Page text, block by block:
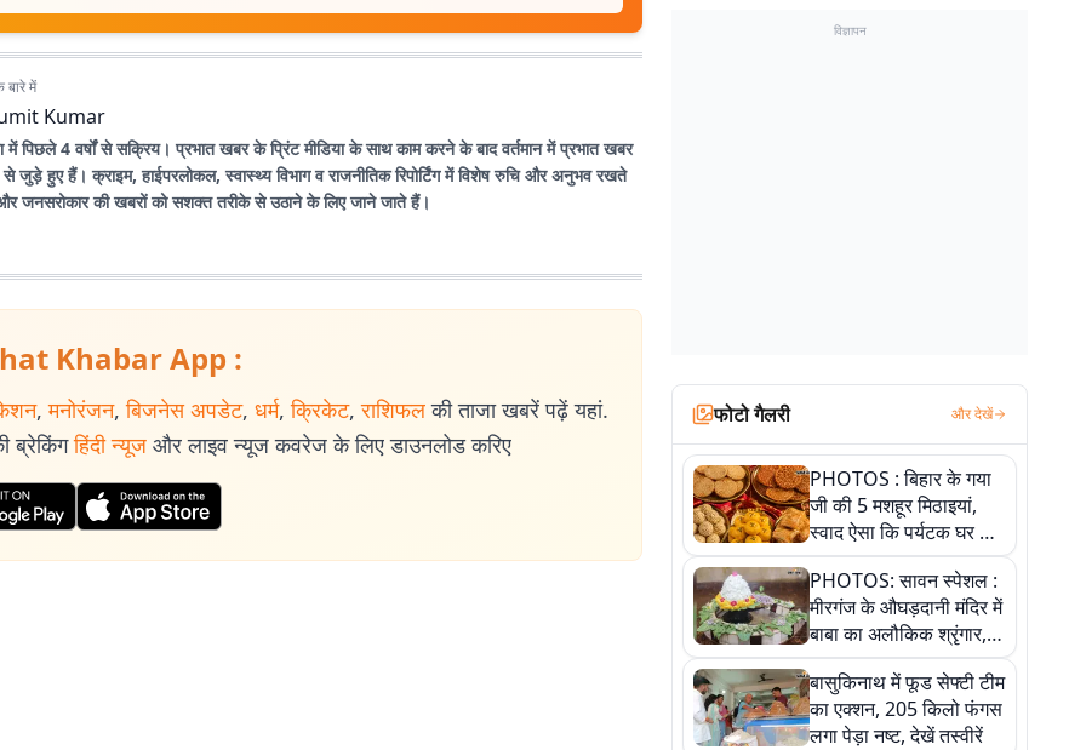
में
Kumar
में पिछले 4 वर्षों से सक्रिय। प्रभात खबर के प्रिंट मीडिया के साथ काम करने के बाद वर्तमान में प्रभात खबर
जुड़े हुए हैं। क्राइम, हाईपरलोकल, स्वास्थ्य विभाग व राजनीतिक रिपोर्टिंग में विशेष रुचि और अनुभव रखते
और जनसरोकार की खबरों को सशक्त तरीके से उठाने के लिए जाने जाते हैं।
Khabar App :
, मनोरंजन, बिजनेस अपडेट, धर्म, क्रिकेट, राशिफल की ताजा खबरें पढ़ें यहां.
ब्रेकिंग हिंदी न्यूज और लाइव न्यूज कवरेज के लिए डाउनलोड करिए
विज्ञापन
फोटो गैलरी और देखें
PHOTOS : बिहार के गया
जी की 5 मशहूर मिठाइयां,
स्वाद ऐसा कि पर्यटक घर ले
जाना नहीं भूलते, तस्वीरों में
देखें
PHOTOS: सावन स्पेशल :
मीरगंज के औघड़दानी मंदिर में
बाबा का अलौकिक श्रृंगार,
तस्वीरों में देखें महादेव के कई
मनमोहक स्वरूप
बासुकिनाथ में फूड सेफ्टी टीम
का एक्शन, 205 किलो फंगस
लगा पेड़ा नष्ट, देखें तस्वीरें